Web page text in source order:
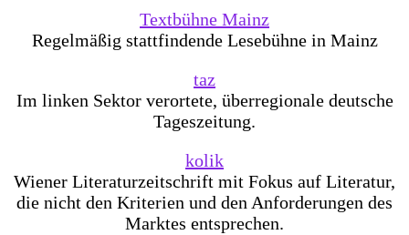
Textbühne Mainz
Regelmäßig stattfindende Lesebühne in Mainz
taz
Im linken Sektor verortete, überregionale deutsche
Tageszeitung.
kolik
Wiener Literaturzeitschrift mit Fokus auf Literatur,
die nicht den Kriterien und den Anforderungen des
Marktes entsprechen.